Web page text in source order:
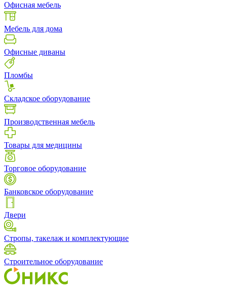
Офисная мебель
Мебель для дома
Офисные диваны
Пломбы
Складское оборудование
Производственная мебель
Товары для медицины
Торговое оборудование
Банковское оборудование
Двери
Стропы, такелаж и комплектующие
Строительное оборудование